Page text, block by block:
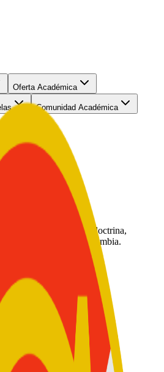
Oferta Académica
Comunidad Académica
menú
Militar. Formación, doctrina,
al servicio de Colombia.